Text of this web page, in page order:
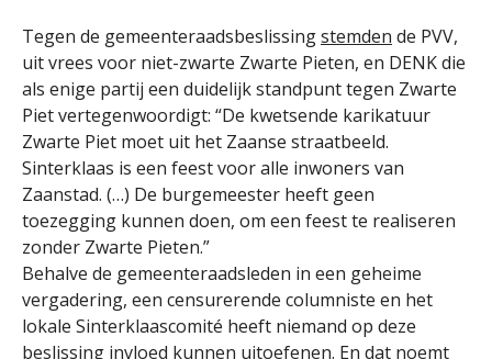
Tegen de gemeenteraadsbeslissingstemden de PVV,
uit vrees voor niet-zwarte Zwarte Pieten, en DENK die
als enige partij een duidelijk standpunt tegen Zwarte
Piet vertegenwoordigt: “De kwetsende karikatuur
Zwarte Piet moet uit het Zaanse straatbeeld.
Sinterklaas is een feest voor alle inwoners van
Zaanstad. (…) De burgemeester heeft geen
toezegging kunnen doen, om een feest te realiseren
zonder Zwarte Pieten.”
Behalve de gemeenteraadsleden in een geheime
vergadering, een censurerende columniste en het
lokale Sinterklaascomité heeft niemand op deze
beslissing invloed kunnen uitoefenen. En dat noemt